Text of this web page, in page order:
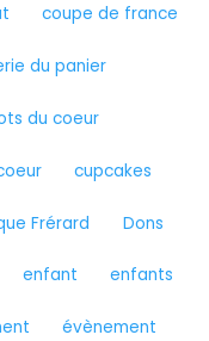
coupe de france
du panier
du coeur
cupcakes
Frérard Dons
enfant enfants
évènement